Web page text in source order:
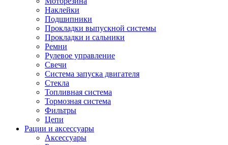
Наклейки
Подшипники
Прокладки выпускной системы
Прокладки и сальники
Ремни
Рулевое управление
Свечи
Система запуска двигателя
Стекла
Топливная система
Тормозная система
Фильтры
Цепи
Рации и аксессуары
Аксессуары